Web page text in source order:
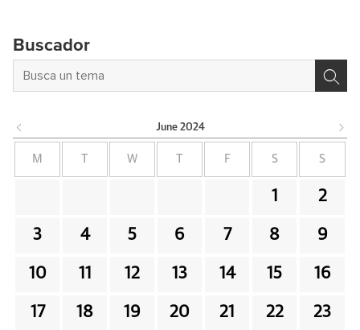
Buscador
June 2024
M W F S S
1 2
3 4 5 6 7 8 9
10 11 12 13 14 15 16
17 18 19 20 21 22 23